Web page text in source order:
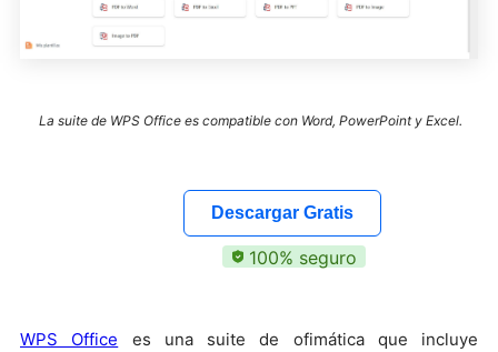
La suite de WPS Office es compatible con Word, PowerPoint y Excel.
Descargar Gratis
100% seguro
WPS Office es una suite de ofimática que incluye